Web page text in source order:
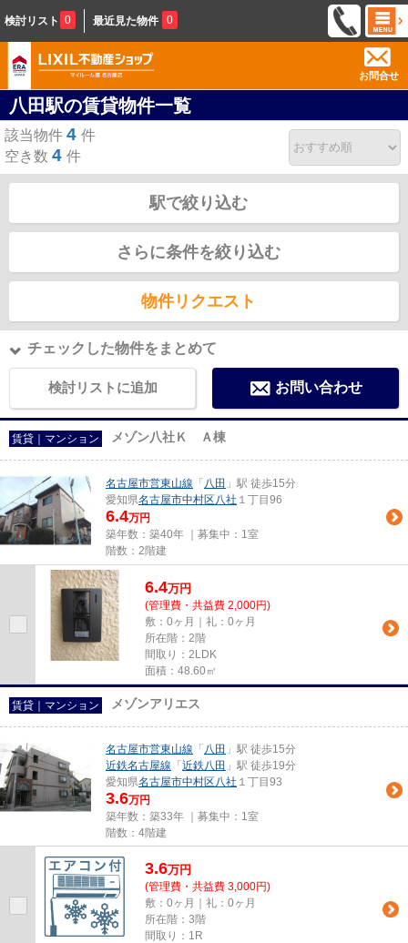
検討リスト 0 最近見た物件 0
お問合せ
八田駅の賃貸物件一覧
該当物件 4 件
空き数 4 件
駅で絞り込む
さらに条件を絞り込む
物件リクエスト
チェックした物件をまとめて
検討リストに追加 お問い合わせ
賃貸｜マンション メゾン八社Ｋ Ａ棟
名古屋市営東山線 「 八田 」駅 徒歩15分
愛知県名古屋市中村区八社 １丁目96
6.4万円
築年数：築40年 ｜募集中： 1室
階数：2階建
6.4万円
(管理費・共益費 2,000円)
敷：0ヶ月｜礼：0ヶ月
所在階：2階
間取り：2LDK
面積：48.60㎡
賃貸｜マンション メゾンアリエス
名古屋市営東山線 「 八田 」駅 徒歩15分
近鉄名古屋線 「 近鉄八田 」駅 徒歩19分
愛知県名古屋市中村区八社 １丁目93
3.6万円
築年数：築33年 ｜募集中： 1室
階数：4階建
3.6万円
(管理費・共益費 3,000円)
敷：0ヶ月｜礼：0ヶ月
所在階：3階
間取り：1R